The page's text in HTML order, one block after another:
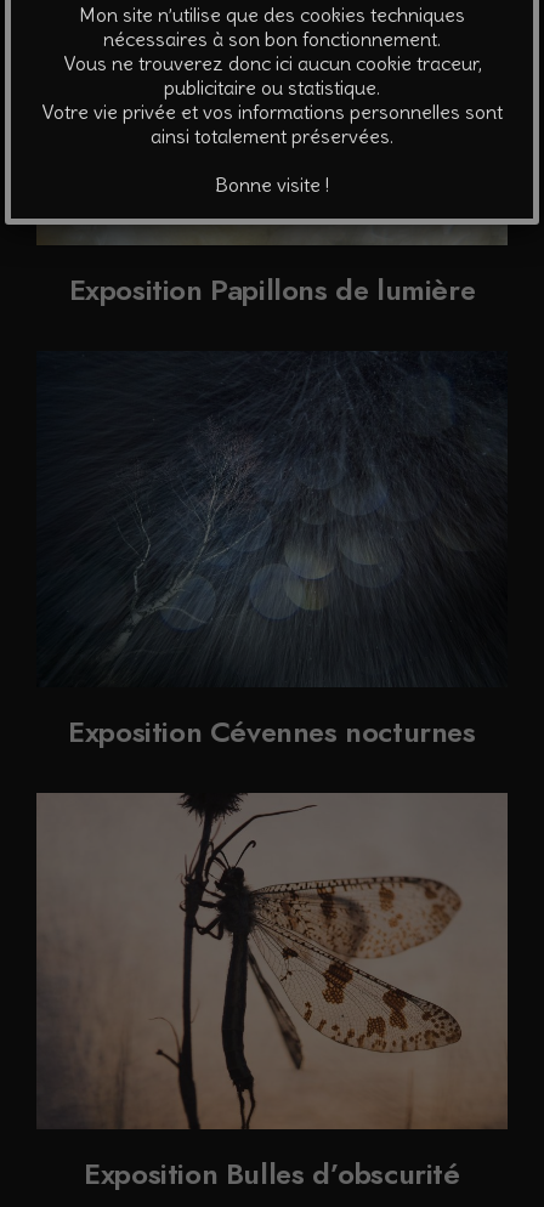
Exposition Papillons de lumière
Exposition Cévennes nocturnes
Exposition Bulles d’obscurité
Mon site n’utilise que des cookies techniques
nécessaires à son bon fonctionnement.
Vous ne trouverez donc ici aucun cookie traceur,
publicitaire ou statistique.
Votre vie privée et vos informations personnelles sont
ainsi totalement préservées.
Bonne visite !